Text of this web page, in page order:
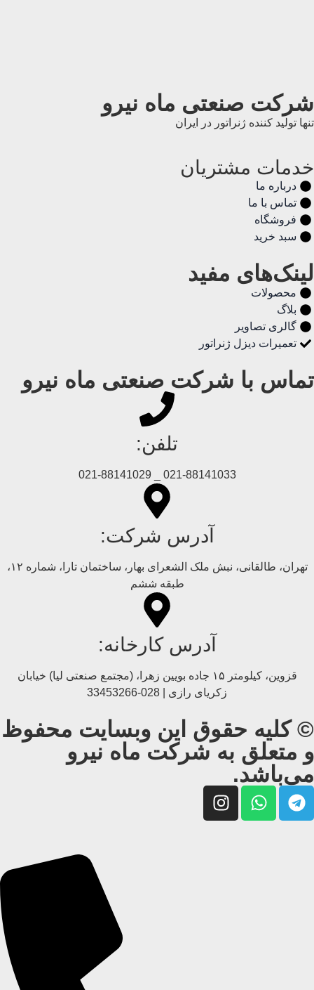
شرکت صنعتی ماه نیرو
تنها تولید کننده ژنراتور در ایران
خدمات مشتریان
درباره ما
تماس با ما
فروشگاه
سبد خرید
لینک‌های مفید
محصولات
بلاگ
گالری تصاویر
تعمیرات دیزل ژنراتور
تماس با شرکت صنعتی ماه نیرو
تلفن:
021-88141033 _ 021-88141029
آدرس شرکت:
تهران، طالقانی، نبش ملک الشعرای بهار، ساختمان تارا، شماره ۱۲،
طبقه ششم
آدرس کارخانه:
قزوین، کیلومتر ۱۵ جاده بويین زهرا، (مجتمع صنعتی لیا) خیابان
زکریای رازی | 028-33453266
© کلیه حقوق این وبسایت محفوظ
و متعلق به شرکت ماه نیرو
می‌باشد.